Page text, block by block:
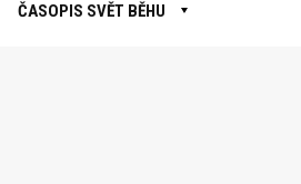
ČASOPIS SVĚT BĚHU